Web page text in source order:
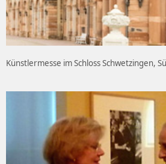
Künstlermesse im Schloss Schwetzingen,